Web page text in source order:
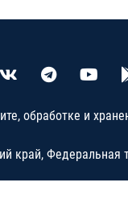
обработке и
край, Федеральная